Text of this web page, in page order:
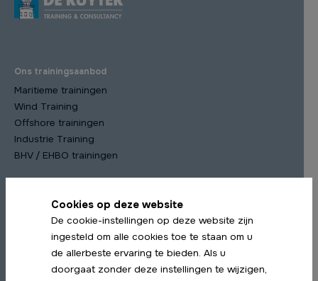
Ons trainingsaanbod
Maritieme trainingen
Wind Training
Offshore trainingen
Industrie Training
BHV / EHBO trainingen
Meest gekozen trainingen
STCW Scheepsmanagement cursus
STCW Medische Training
STCW Profiency in Survival Craft Herhaling
Cookies op deze website
De cookie-instellingen op deze website zijn
ingesteld om alle cookies toe te staan om u
de allerbeste ervaring te bieden. Als u
doorgaat zonder deze instellingen te wijzigen,